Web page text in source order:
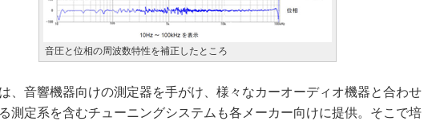
音圧と位相の周波数特性を補正したところ
、音響機器向けの測定器を手がけ、様々なカーオーディオ機器と合わせ
測定系を含むチューニングシステムも各メーカー向けに提供。そこで培